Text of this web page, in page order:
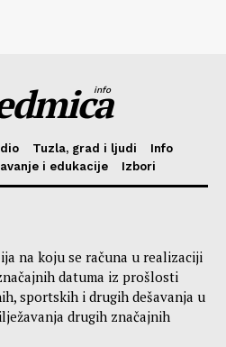
info
Tuzla, grad i ljudi
Info
i edukacije Izbori
na koju se računa u realizaciji
datuma iz prošlosti
sportskih i drugih dešavanja u
drugih značajnih